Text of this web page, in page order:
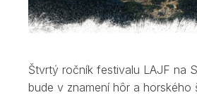
Štvrtý ročník festivalu LAJF na
bude v znamení hôr a horského